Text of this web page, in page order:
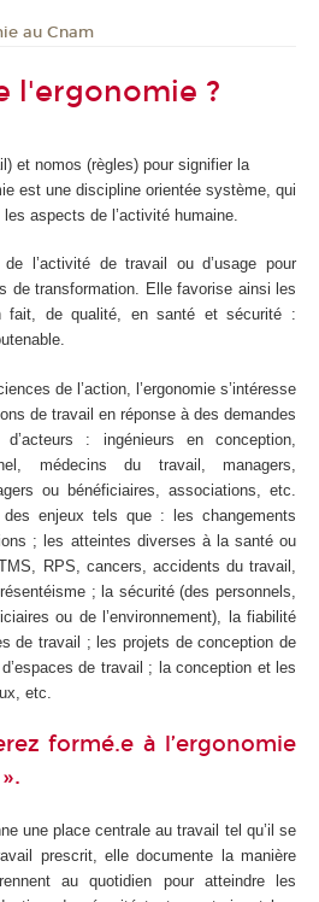
au Cnam
l'ergonomie ?
et nomos (règles) pour signifier la
est une discipline orientée système, qui
les aspects de l’activité humaine.
de l’activité de travail ou d’usage pour
de transformation. Elle favorise ainsi les
fait, de qualité, en santé et sécurité :
de l’action, l’ergonomie s’intéresse
de travail en réponse à des demandes
: ingénieurs en conception,
médecins du travail, managers,
ou bénéficiaires, associations, etc.
des enjeux tels que : les changements
; les atteintes diverses à la santé ou
RPS, cancers, accidents du travail,
; la sécurité (des personnels,
ou de l’environnement), la fiabilité
de travail ; les projets de conception de
de travail ; la conception et les
etc.
formé.e à l’ergonomie
une place centrale au travail tel qu’il se
prescrit, elle documente la manière
au quotidien pour atteindre les